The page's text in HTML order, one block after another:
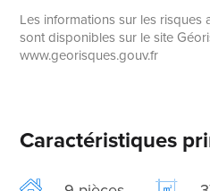
Les informations sur les risques
sont disponibles sur le site
www.georisques.gouv.fr
Caractéristiques